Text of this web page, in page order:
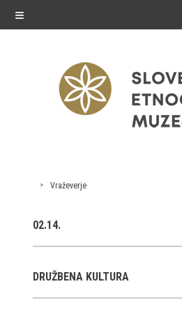
≡
exhibitions
Past exhibitions
Virtual tours
Vraževerje
02.14.
DRUŽBENA KULTURA